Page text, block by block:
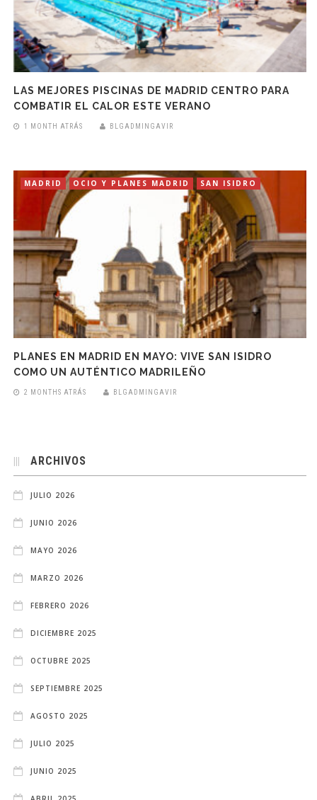
LAS MEJORES PISCINAS DE MADRID CENTRO PARA
COMBATIR EL CALOR ESTE VERANO
1 MONTH ATRÁS BLGADMINGAVIR
MADRID OCIO Y PLANES MADRID SAN ISIDRO
PLANES EN MADRID EN MAYO: VIVE SAN ISIDRO
COMO UN AUTÉNTICO MADRILEÑO
2 MONTHS ATRÁS BLGADMINGAVIR
ARCHIVOS
JULIO 2026
JUNIO 2026
MAYO 2026
MARZO 2026
FEBRERO 2026
DICIEMBRE 2025
OCTUBRE 2025
SEPTIEMBRE 2025
AGOSTO 2025
JULIO 2025
JUNIO 2025